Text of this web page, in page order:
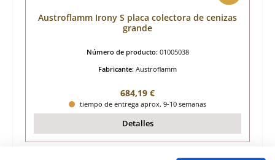
Austroflamm Irony S placa colectora de cenizas
grande
Número de producto: 01005038
Fabricante: Austroflamm
Precio normal:
684,19 €
tiempo de entrega aprox. 9-10 semanas
Detalles